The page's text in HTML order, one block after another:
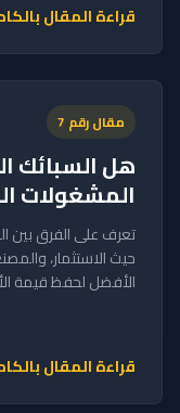
قراءة المقال
مقال رقم 7
هل السبائك
المشغولات
تعرف على الفرق بين
حيث الاستثمار،
الأفضل لحفظ قيمة
قراءة المقال